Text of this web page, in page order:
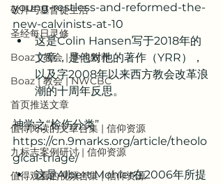
敬拜与基督徒生活
圣经每日灵修
Boaz | 教会 | 学习牧养
Boaz | 教会 | NWCBC
首页推送文章
值得阅读的文章合集 | 信仰资源
九标志案例研讨 | 信仰资源
值得观看的视频合集 | 信仰资源
young-restless-and-reformed-the-
new-calvinists-at-10
这是Colin Hansen写于2018年的
文章，是他对他的著作（YRR），
以及字2008年以来西方教会改革浪
潮的十周年反思。
神学之“检伤分类”
https://cn.9marks.org/article/theolo
gical-triage/
这是Albert Mohler在2006年所提